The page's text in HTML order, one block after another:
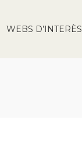
WEBS D’INTERÈS